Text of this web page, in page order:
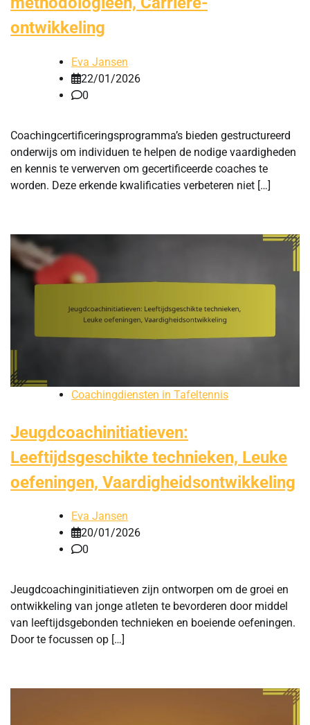
ontwikkeling
Eva Jansen
22/01/2026
0
Coachingcertificeringsprogramma’s bieden gestructureerd
onderwijs om individuen te helpen de nodige vaardigheden
en kennis te verwerven om gecertificeerde coaches te
worden. Deze erkende kwalificaties verbeteren niet […]
Coachingdiensten in Tafeltennis
Jeugdcoachinitiatieven:
Leeftijdsgeschikte technieken, Leuke
oefeningen, Vaardigheidsontwikkeling
Eva Jansen
20/01/2026
0
Jeugdcoachinginitiatieven zijn ontworpen om de groei en
ontwikkeling van jonge atleten te bevorderen door middel
van leeftijdsgebonden technieken en boeiende oefeningen.
Door te focussen op […]